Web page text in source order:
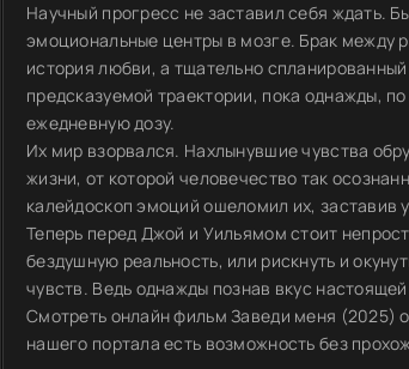
Научный прогресс не заставил себя ждать.
эмоциональные центры в мозге. Брак между
история любви, а тщательно
предсказуемой траектории, пока однажды,
ежедневную дозу.
Их мир взорвался. Нахлынувшие чувства
жизни, от которой человечество так
калейдоскоп эмоций ошеломил их, заставив
Теперь перед Джой и Уильямом стоит
бездушную реальность, или рискнуть и
чувств. Ведь однажды познав вкус
Смотреть онлайн фильм Заведи меня (2025)
нашего портала есть возможность без